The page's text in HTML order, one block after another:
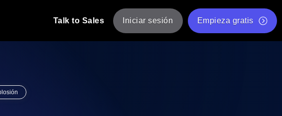
Talk to Sales Iniciar sesión Empieza gratis